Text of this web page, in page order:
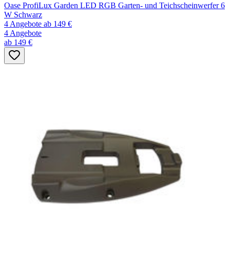
Oase ProfiLux Garden LED RGB Garten- und Teichscheinwerfer 6
W Schwarz
4 Angebote ab 149 €
4 Angebote
ab 149 €